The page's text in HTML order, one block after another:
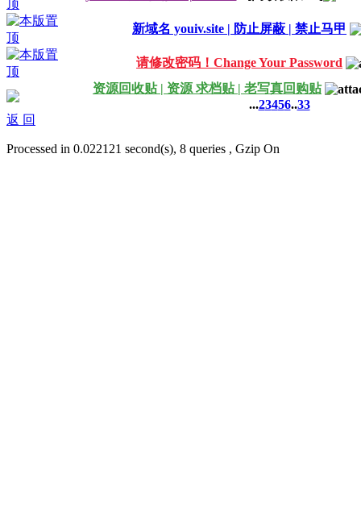
新域名 youiv.site | 防止屏蔽 | 禁止马甲
请修改密码！Change Your Password
资源回收贴 | 资源 求档贴 | 老写真回购贴
...23456..33
返 回
Processed in 0.022121 second(s), 8 queries , Gzip On